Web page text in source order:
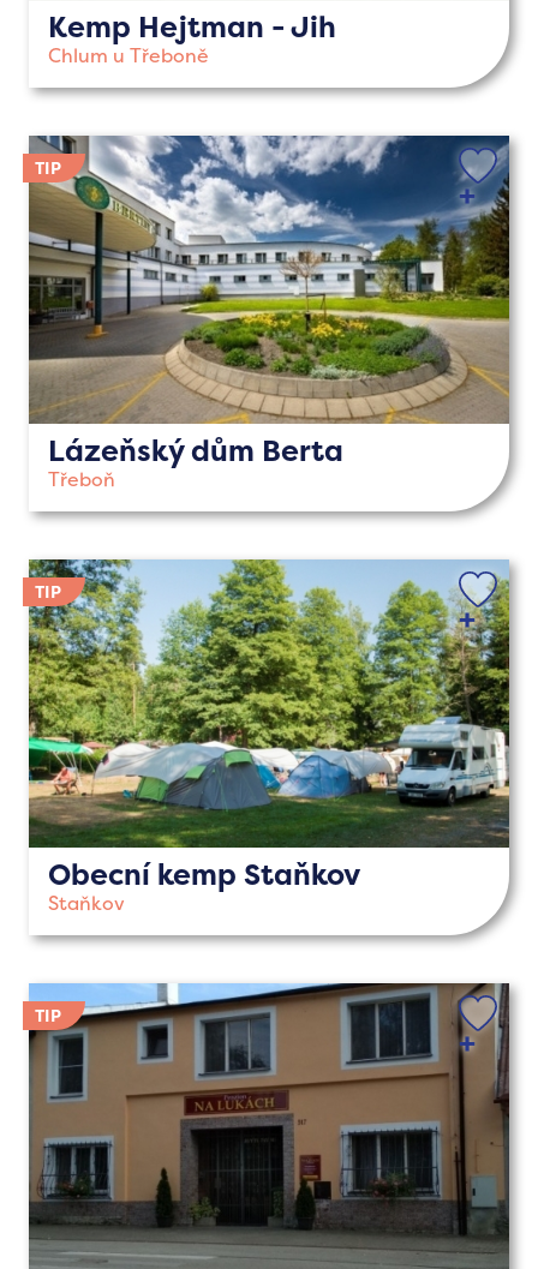
Kemp Hejtman - Jih
Chlum u Třeboně
Lázeňský dům Berta
Třeboň
Obecní kemp Staňkov
Staňkov